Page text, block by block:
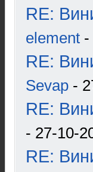
RE:
element -
RE:
Sevap -
RE:
- 27-10-
RE: